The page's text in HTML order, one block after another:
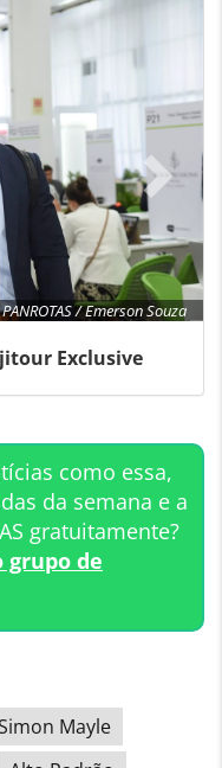
PANROTAS / Emerson Souza
Exclusive
como essa,
da semana e a
gratuitamente?
grupo de
Mayle